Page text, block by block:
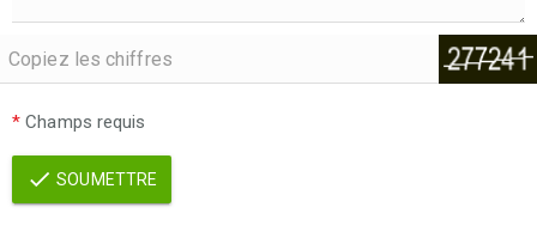
* Champs requis
SOUMETTRE